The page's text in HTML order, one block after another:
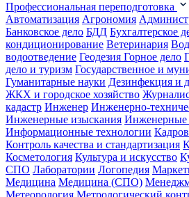
Профессиональная переподготовка
Автоматизация Агрономия
Банковское дело БДД Бухгалтерское
кондиционирование Ветеринария
водоотведение Геодезия Горное дело
дело и туризм Государственное и
Гуманитарные науки Дезинфекция и
ЖКХ и городское хозяйство
кадастр Инженер Инженерно-
Инженерные изыскания Инженерные
Информационные технологии
Контроль качества и стандартизация
Косметология Культура и искусство
СПО Лаборатории Логопедия
Медицина Медицина (СПО)
Метеорология Метрологический